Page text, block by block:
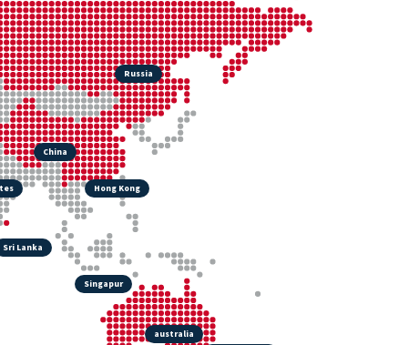
China
Sri Lanka
australia
Russia
Hong Kong
Singapur